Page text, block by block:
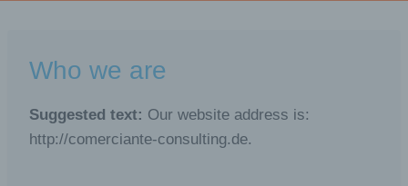
Who we are
Suggested text: Our website address is:
http://comerciante-consulting.de.